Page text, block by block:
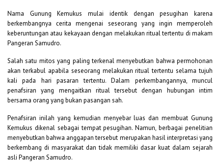
Nama Gunung Kemukus mulai identik dengan pesugihan karena
berkembangnya cerita mengenai seseorang yang ingin memperoleh
keberuntungan atau kekayaan dengan melakukan ritual tertentu di makam
Pangeran Samudro.
Salah satu mitos yang paling terkenal menyebutkan bahwa permohonan
akan terkabul apabila seseorang melakukan ritual tertentu selama tujuh
kali pada hari pasaran tertentu. Dalam perkembangannya, muncul
penafsiran yang mengaitkan ritual tersebut dengan hubungan intim
bersama orang yang bukan pasangan sah.
Penafsiran inilah yang kemudian menyebar luas dan membuat Gunung
Kemukus dikenal sebagai tempat pesugihan. Namun, berbagai penelitian
menyebutkan bahwa anggapan tersebut merupakan hasil interpretasi yang
berkembang di masyarakat dan tidak memiliki dasar kuat dalam sejarah
asli Pangeran Samudro.